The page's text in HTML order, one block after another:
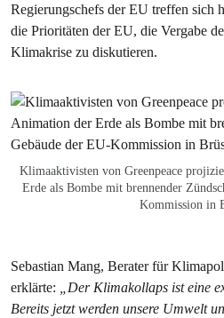
Regierungschefs der EU treffen sich
die Prioritäten der EU, die Vergabe
Klimakrise zu diskutieren.
Klimaaktivisten von Greenpeace
Erde als Bombe mit brennender
Kommission in
Sebastian Mang, Berater für
erklärte: „Der Klimakollaps ist eine
Bereits jetzt werden unsere Umwelt